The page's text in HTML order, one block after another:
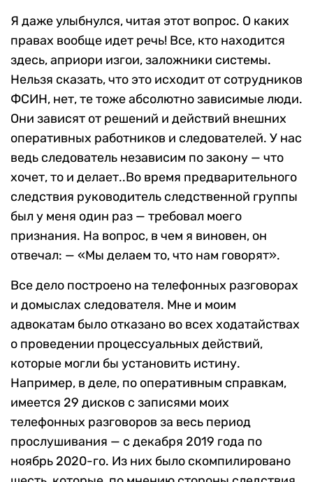
Я даже улыбнулся, читая этот вопрос. О каких
правах вообще идет речь! Все, кто находится
здесь, априори изгои, заложники системы.
Нельзя сказать, что это исходит от сотрудников
ФСИН, нет, те тоже абсолютно зависимые люди.
Они зависят от решений и действий внешних
оперативных работников и следователей. У нас
ведь следователь независим по закону — что
хочет, то и делает..Во время предварительного
следствия руководитель следственной группы
был у меня один раз — требовал моего
признания. На вопрос, в чем я виновен, он
отвечал: — «Мы делаем то, что нам говорят».
Все дело построено на телефонных разговорах
и домыслах следователя. Мне и моим
адвокатам было отказано во всех ходатайствах
о проведении процессуальных действий,
которые могли бы установить истину.
Например, в деле, по оперативным справкам,
имеется 29 дисков с записями моих
телефонных разговоров за весь период
прослушивания — с декабря 2019 года по
ноябрь 2020-го. Из них было скомпилировано